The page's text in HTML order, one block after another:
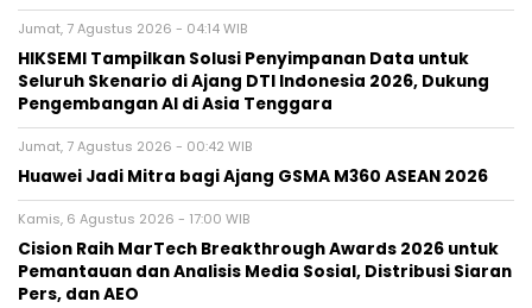
Jumat, 7 Agustus 2026 - 04:14 WIB
HIKSEMI Tampilkan Solusi Penyimpanan Data untuk
Seluruh Skenario di Ajang DTI Indonesia 2026, Dukung
Pengembangan AI di Asia Tenggara
Jumat, 7 Agustus 2026 - 00:42 WIB
Huawei Jadi Mitra bagi Ajang GSMA M360 ASEAN 2026
Kamis, 6 Agustus 2026 - 17:00 WIB
Cision Raih MarTech Breakthrough Awards 2026 untuk
Pemantauan dan Analisis Media Sosial, Distribusi Siaran
Pers, dan AEO